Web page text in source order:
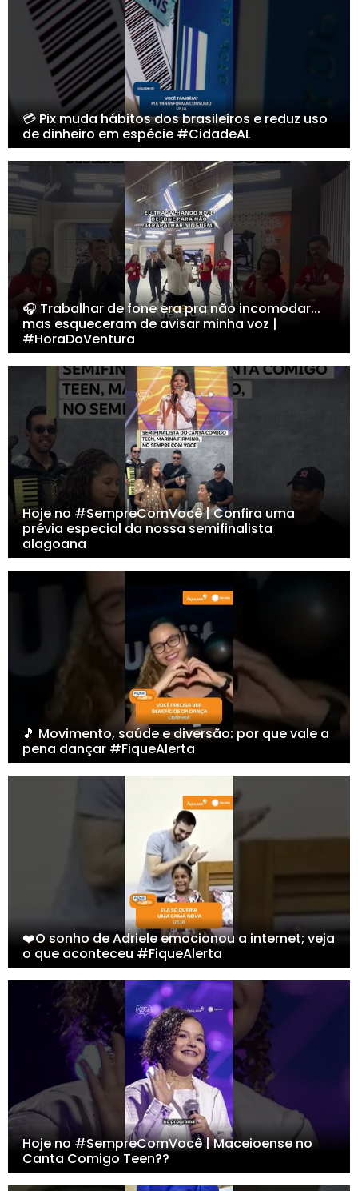
💳 Pix muda hábitos dos brasileiros e reduz uso
de dinheiro em espécie #CidadeAL
🎧 Trabalhar de fone era pra não incomodar...
mas esqueceram de avisar minha voz |
#HoraDoVentura
Hoje no #SempreComVocê | Confira uma
prévia especial da nossa semifinalista
alagoana
🎵 Movimento, saúde e diversão: por que vale a
pena dançar #FiqueAlerta
❤️O sonho de Adriele emocionou a internet; veja
o que aconteceu #FiqueAlerta
Hoje no #SempreComVocê | Maceioense no
Canta Comigo Teen??